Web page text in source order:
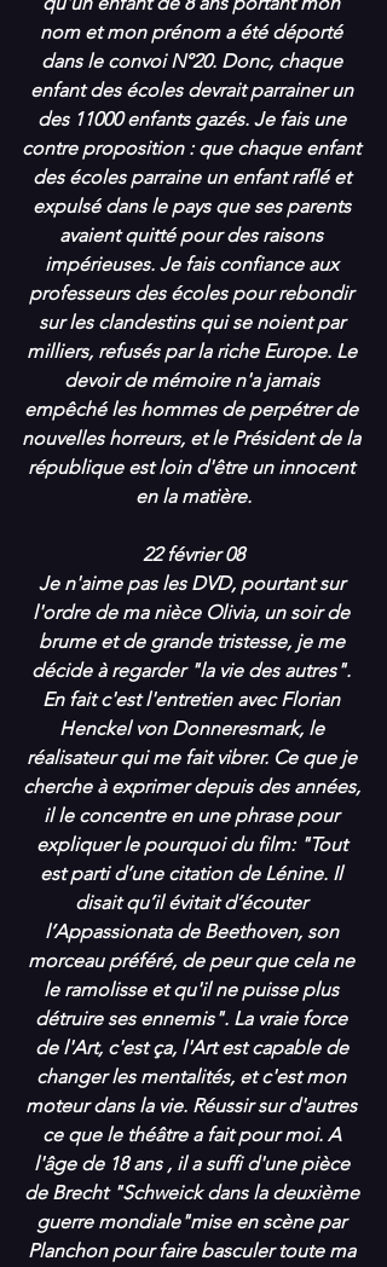
nom et mon prénom a été déporté
dans le convoi N°20. Donc, chaque
enfant des écoles devrait parrainer un
des 11000 enfants gazés. Je fais une
contre proposition : que chaque enfant
des écoles parraine un enfant raflé et
expulsé dans le pays que ses parents
avaient quitté pour des raisons
impérieuses. Je fais confiance aux
professeurs des écoles pour rebondir
sur les clandestins qui se noient par
milliers, refusés par la riche Europe. Le
devoir de mémoire n'a jamais
empêché les hommes de perpétrer de
nouvelles horreurs, et le Président de la
république est loin d'être un innocent
en la matière.
22 février 08
Je n'aime pas les DVD, pourtant sur
l'ordre de ma nièce Olivia, un soir de
brume et de grande tristesse, je me
décide à regarder "la vie des autres".
En fait c'est l'entretien avec Florian
Henckel von Donneresmark, le
réalisateur qui me fait vibrer. Ce que je
cherche à exprimer depuis des années,
il le concentre en une phrase pour
expliquer le pourquoi du film: "Tout
est parti d’une citation de Lénine. Il
disait qu’il évitait d’écouter
l’Appassionata de Beethoven, son
morceau préféré, de peur que cela ne
le ramolisse et qu'il ne puisse plus
détruire ses ennemis". La vraie force
de l'Art, c'est ça, l'Art est capable de
changer les mentalités, et c'est mon
moteur dans la vie. Réussir sur d'autres
ce que le théâtre a fait pour moi. A
l'âge de 18 ans , il a suffi d'une pièce
de Brecht "Schweick dans la deuxième
guerre mondiale"mise en scène par
Planchon pour faire basculer toute ma